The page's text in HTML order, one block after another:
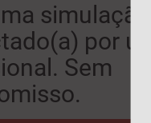
por um
Sem